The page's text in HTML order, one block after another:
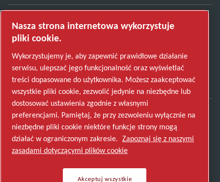
Nasza strona internetowa wykorzystuje
pliki cookie.
Wykorzystujemy je, aby zapewnić prawidłowe działanie
serwisu, ulepszać jego funkcjonalność oraz wyświetlać
treści dopasowane do użytkownika. Możesz zaakceptować
wszystkie pliki cookie, zezwolić jedynie na niezbędne lub
dostosować ustawienia zgodnie z własnymi
preferencjami. Pamiętaj, że przy zezwoleniu wyłącznie na
niezbędne pliki cookie niektóre funkcje strony mogą
działać w ograniczonym zakresie. Zapoznaj się z naszymi
zasadami dotyczącymi plików cookie
Akceptuj wszystkie